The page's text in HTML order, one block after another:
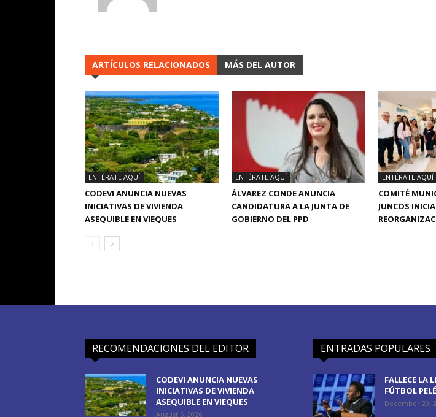
ARTÍCULOS RELACIONADOS MÁS DEL AUTOR
ENTÉRATE AQUÍ
CODEVI ANUNCIA NUEVAS
INICIATIVAS DE VIVIENDA
ASEQUIBLE EN VIEQUES
ENTÉRATE AQUÍ
ÁLVAREZ CONDE ANUNCIA
CANDIDATURA A LA JUNTA DE
GOBIERNO DEL PPD
ENTÉRATE AQUÍ
COMITÉ
JUNCOS
RECOMENDACIONES DEL EDITOR
CODEVI ANUNCIA NUEVAS
INICIATIVAS DE VIVIENDA
ASEQUIBLE EN VIEQUES
August 6, 2026
ENTRADAS POPULARES
FALLECE LA
FÚTBOL PELÉ
December 29,